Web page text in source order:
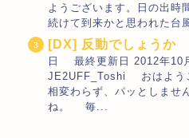
ようございます。日の出時
続けて到来かと思われた台
[DX] 反動でしょうか
日 最終更新日 2012年10
JE2UFF_Toshi おはよう
相変わらず、パッとしませ
ね。 毎...